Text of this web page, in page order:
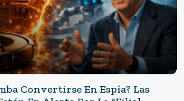
Convertirse En Espía? Las